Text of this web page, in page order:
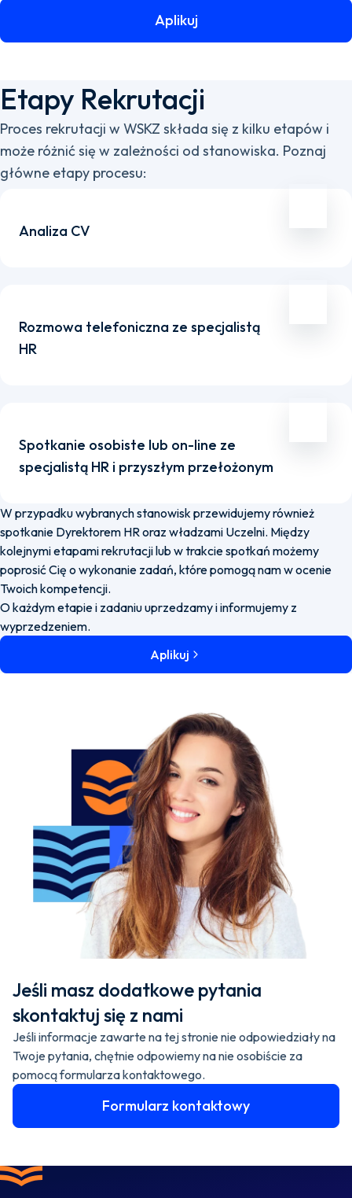
Aplikuj
Etapy Rekrutacji
Proces rekrutacji w WSKZ składa się z kilku etapów i
może różnić się w zależności od stanowiska. Poznaj
główne etapy procesu:
Analiza CV
Rozmowa telefoniczna ze specjalistą
HR
Spotkanie osobiste lub on-line ze
specjalistą HR i przyszłym przełożonym
W przypadku wybranych stanowisk przewidujemy również
spotkanie Dyrektorem HR oraz władzami Uczelni. Między
kolejnymi etapami rekrutacji lub w trakcie spotkań możemy
poprosić Cię o wykonanie zadań, które pomogą nam w ocenie
Twoich kompetencji.
O każdym etapie i zadaniu uprzedzamy i informujemy z
wyprzedzeniem.
Aplikuj
Jeśli masz dodatkowe pytania
skontaktuj się z nami
Jeśli informacje zawarte na tej stronie nie odpowiedziały na
Twoje pytania, chętnie odpowiemy na nie osobiście za
pomocą formularza kontaktowego.
Formularz kontaktowy